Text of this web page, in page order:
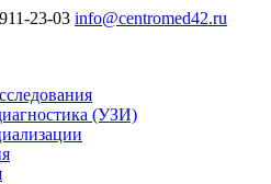
23-03 info@centromed42.ru
(УЗИ)